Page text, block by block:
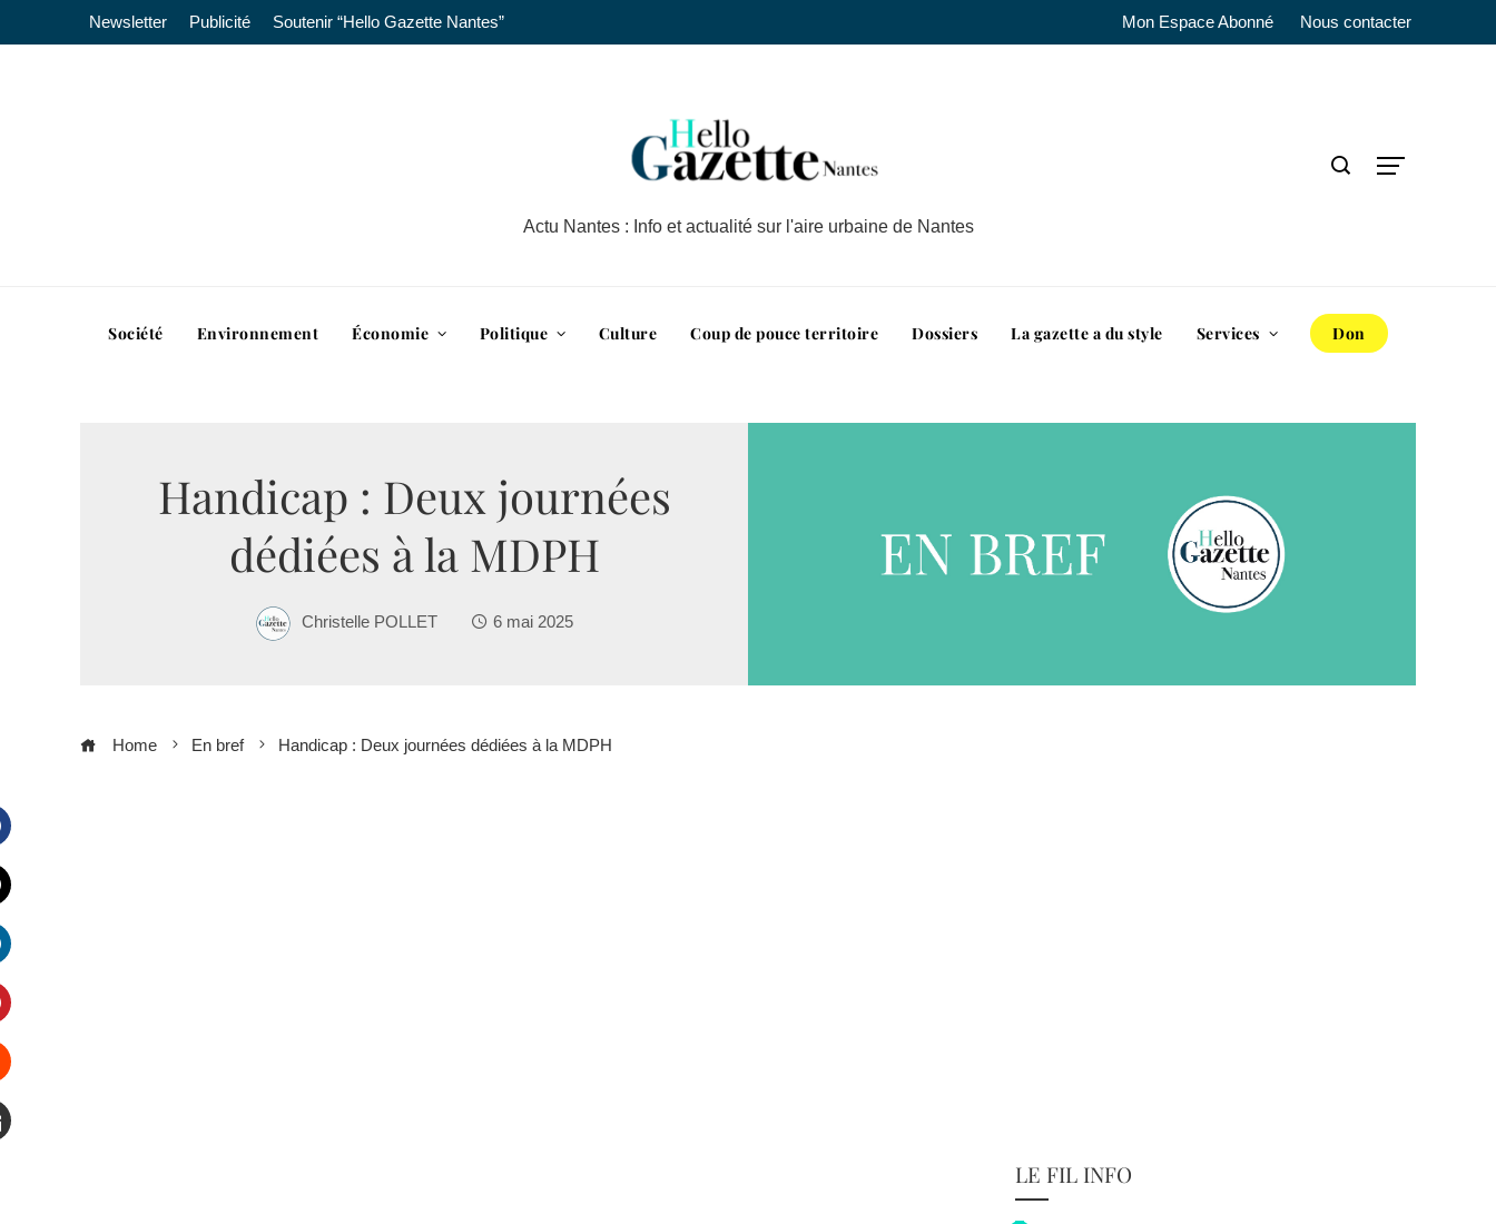
Newsletter Publicité Soutenir “Hello Gazette Nantes” Mon Espace Abonné Nous contacter
Actu Nantes : Info et actualité sur l'aire urbaine de Nantes
Société Environnement Économie Politique Culture Coup de pouce territoire Dossiers La gazette a du style Services Don
Handicap : Deux journées
dédiées à la MDPH
Christelle POLLET 6 mai 2025
Home En bref Handicap : Deux journées dédiées à la MDPH
LE FIL INFO